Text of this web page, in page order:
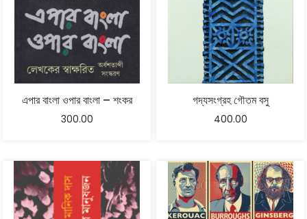
এপার বাংলা ওপার বাংলা – শংকর
300.00
গদ্যসংগ্রহ গৌতম বসু
400.00